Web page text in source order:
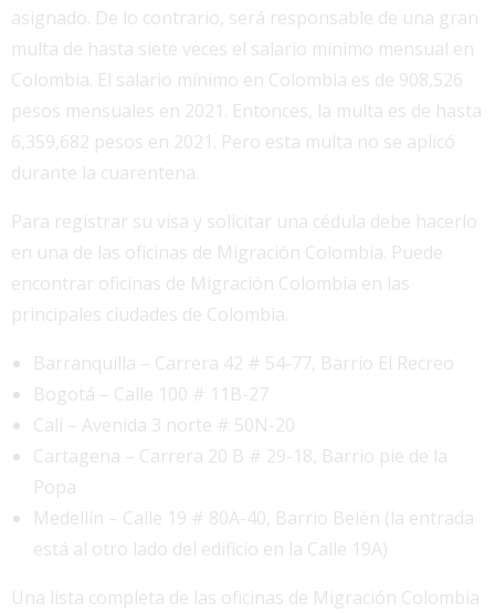
asignado. De lo contrario, será responsable de una gran
multa de hasta siete veces el salario mínimo mensual en
Colombia. El salario mínimo en Colombia es de 908,526
pesos mensuales en 2021. Entonces, la multa es de hasta
6,359,682 pesos en 2021. Pero esta multa no se aplicó
durante la cuarentena.
Para registrar su visa y solicitar una cédula debe hacerlo
en una de las oficinas de Migración Colombia. Puede
encontrar oficinas de Migración Colombia en las
principales ciudades de Colombia.
Barranquilla – Carrera 42 # 54-77, Barrio El Recreo
Bogotá – Calle 100 # 11B-27
Cali – Avenida 3 norte # 50N-20
Cartagena – Carrera 20 B # 29-18, Barrio pie de la
Popa
Medellín – Calle 19 # 80A-40, Barrio Belén (la entrada
está al otro lado del edificio en la Calle 19A)
Una lista completa de las oficinas de Migración Colombia